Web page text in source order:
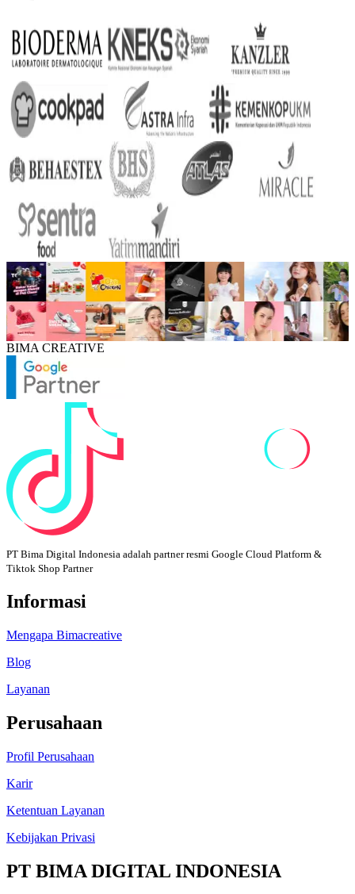
BIMA CREATIVE
PT Bima Digital Indonesia adalah partner resmi Google Cloud Platform &
Tiktok Shop Partner
Informasi
Mengapa Bimacreative
Blog
Layanan
Perusahaan
Profil Perusahaan
Karir
Ketentuan Layanan
Kebijakan Privasi
PT BIMA DIGITAL INDONESIA